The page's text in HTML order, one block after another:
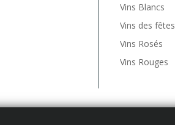
Vins Blancs
Vins des fêtes
Vins Rosés
Vins Rouges